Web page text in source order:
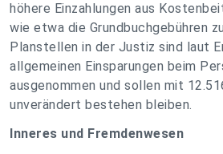
höhere Einzahlungen aus
wie etwa die Grundbuchgebühren
Planstellen in der Justiz sind laut
allgemeinen Einsparungen beim
ausgenommen und sollen mit
unverändert bestehen bleiben.
Inneres und Fremdenwesen